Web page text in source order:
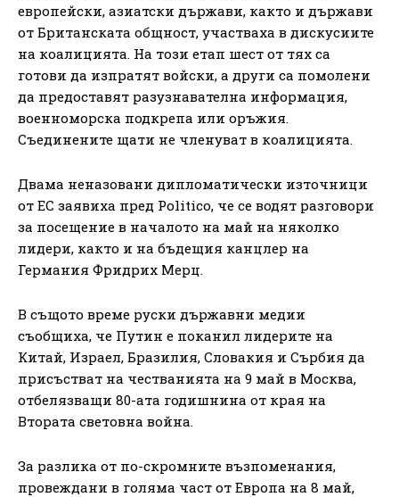
европейски, азиатски държави, както и държави
от Британската общност, участваха в дискусиите
на коалицията. На този етап шест от тях са
готови да изпратят войски, а други са помолени
да предоставят разузнавателна информация,
военноморска подкрепа или оръжия.
Съединените щати не членуват в коалицията.
Двама неназовани дипломатически източници
от ЕС заявиха пред Politico, че се водят разговори
за посещение в началото на май на няколко
лидери, както и на бъдещия канцлер на
Германия Фридрих Мерц.
В същото време руски държавни медии
съобщиха, че Путин е поканил лидерите на
Китай, Израел, Бразилия, Словакия и Сърбия да
присъстват на честванията на 9 май в Москва,
отбелязващи 80-ата годишнина от края на
Втората световна война.
За разлика от по-скромните възпоменания,
провеждани в голяма част от Европа на 8 май,